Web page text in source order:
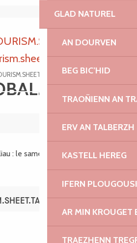
GLAD NATUREL
AN DOURVEN
BEG BIC’HID
TRAOÑIENN AN
ERV AN TALBERZH
KASTELL HEREG
IFERN
AR MIN KROUGET
TRAEZHENN
: le samedi matin, toute